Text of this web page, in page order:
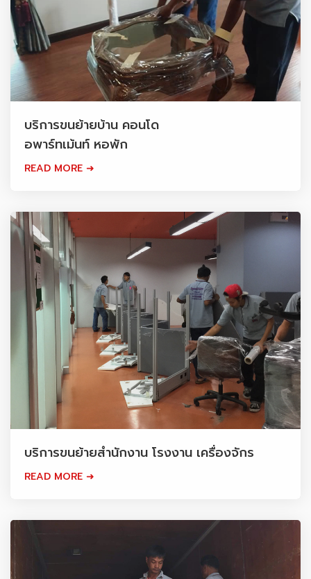
บริการขนย้ายบ้าน คอนโด
อพาร์ทเม้นท์ หอพัก
READ MORE ➜
บริการขนย้ายสำนักงาน โรงงาน เครื่องจักร
READ MORE ➜